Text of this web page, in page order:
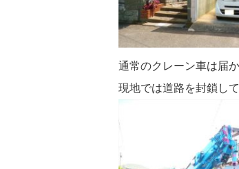
通常のクレーン車は届
現地では道路を封鎖し